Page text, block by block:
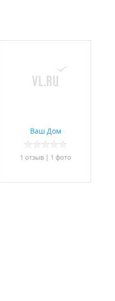
Ваш Дом
1 отзыв | 1 фото